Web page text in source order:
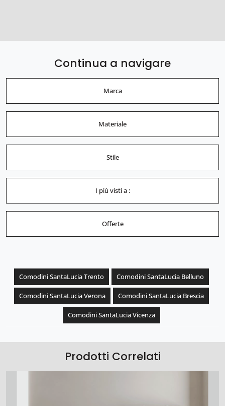
Continua a navigare
Marca
Materiale
Stile
I più visti a :
Offerte
Comodini SantaLucia Trento Comodini SantaLucia Belluno
Comodini SantaLucia Verona Comodini SantaLucia Brescia
Comodini SantaLucia Vicenza
Prodotti Correlati